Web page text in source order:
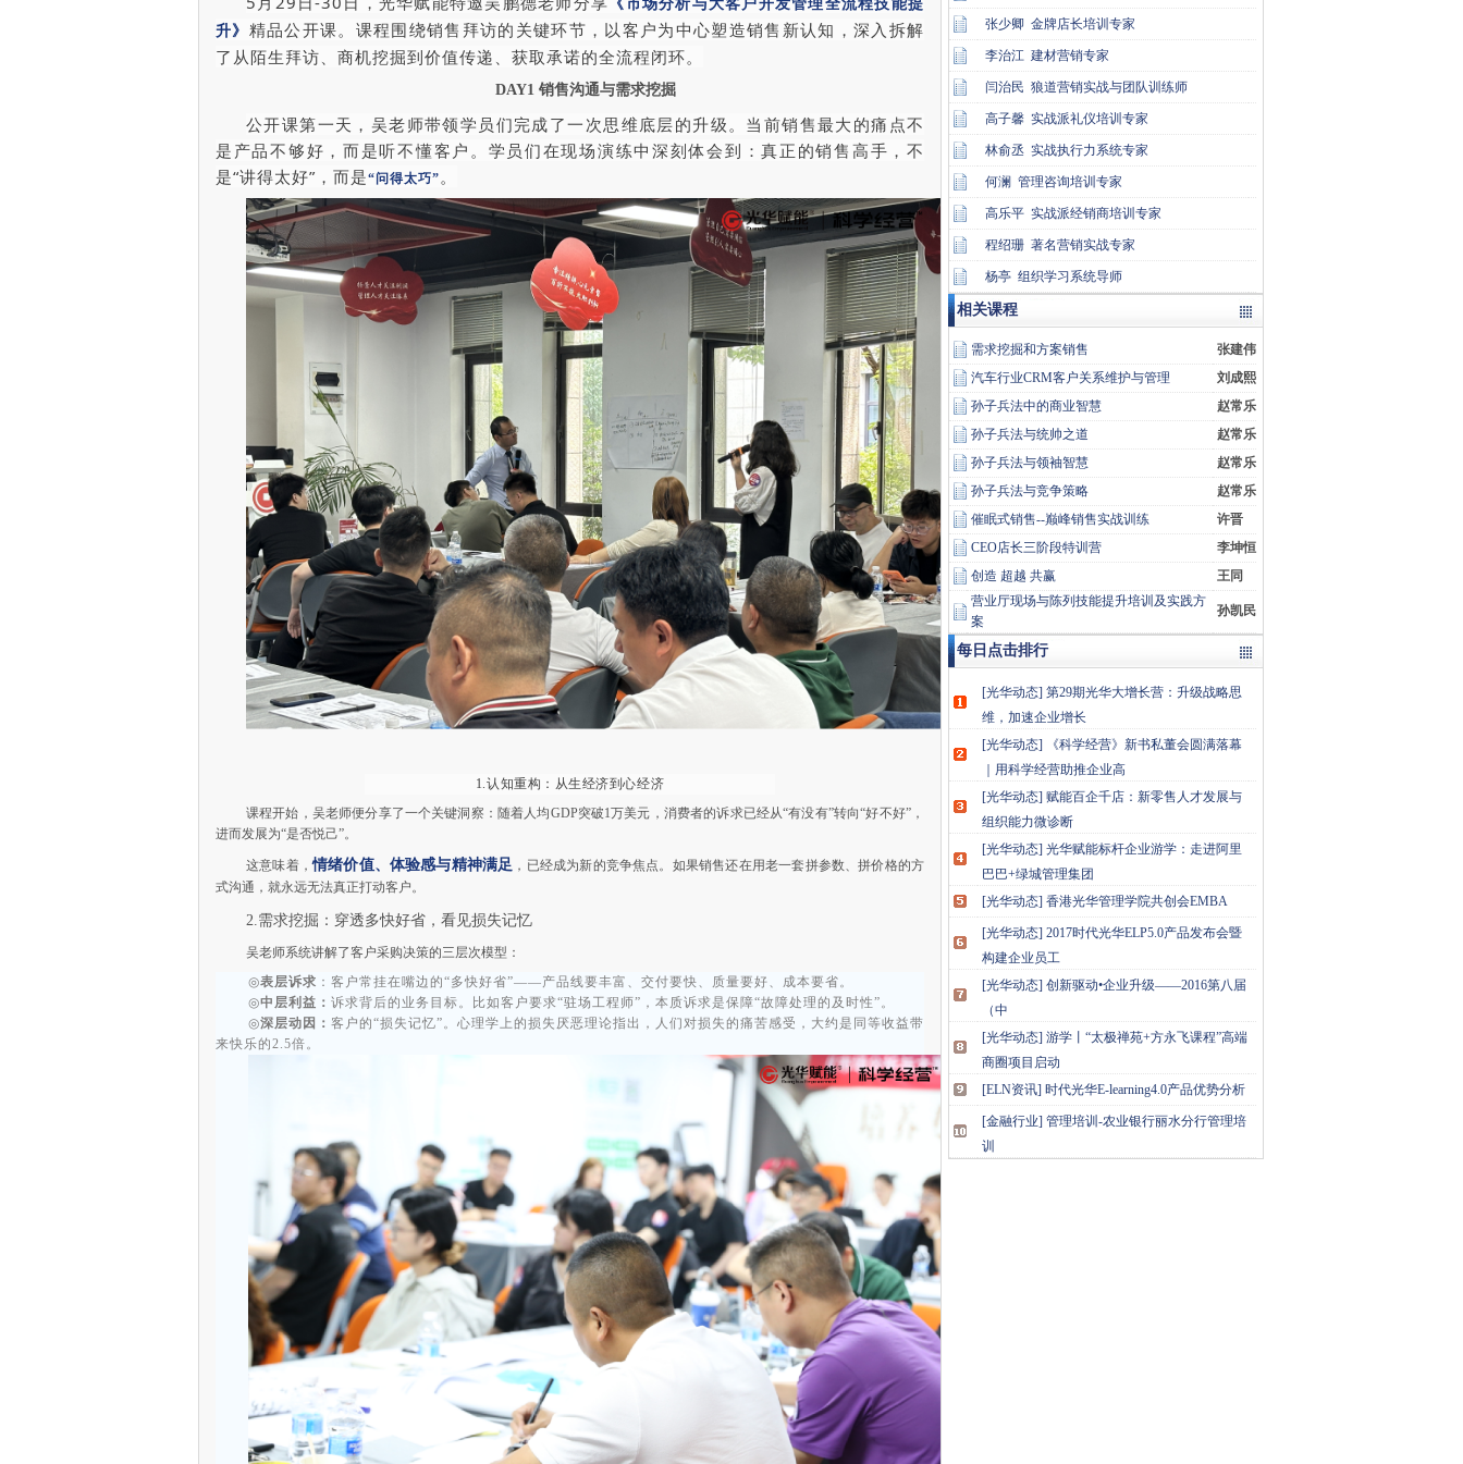
《市场分析与大客户开发管理全流程技能提
升》 精品公开课。课程围绕销售拜访的关键环节，以客户为中心塑造销售新认知，深入拆解
了从陌生拜访、商机挖掘到价值传递、获取承诺的全流程闭环。
DAY1 销售沟通与需求挖掘
公开课第一天，吴老师带领学员们完成了一次思维底层的升级。当前销售最大的痛点不
是产品不够好，而是听不懂客户。学员们在现场演练中深刻体会到：真正的销售高手，不
是“讲得太好”，而是“问得太巧”。
1.认知重构：从生经济到心经济
课程开始，吴老师便分享了一个关键洞察：随着人均GDP突破1万美元，消费者的诉求已经从“有没有”转向“好不好”，
进而发展为“是否悦己”。
这意味着，情绪价值、体验感与精神满足 ，已经成为新的竞争焦点。如果销售还在用老一套拼参数、拼价格的方
式沟通，就永远无法真正打动客户。
2.需求挖掘：穿透多快好省，看见损失记忆
吴老师系统讲解了客户采购决策的三层次模型：
◎表层诉求 ：客户常挂在嘴边的“多快好省”——产品线要丰富、交付要快、质量要好、成本要省。
◎中层利益： 诉求背后的业务目标。比如客户要求“驻场工程师”，本质诉求是保障“故障处理的及时性”。
◎深层动因： 客户的“损失记忆”。心理学上的损失厌恶理论指出，人们对损失的痛苦感受，大约是同等收益带
来快乐的2.5倍。
张少卿 金牌店长培训专家
李治江 建材营销专家
闫治民 狼道营销实战与团队训练师
高子馨 实战派礼仪培训专家
林俞丞 实战执行力系统专家
何澜 管理咨询培训专家
高乐平 实战派经销商培训专家
程绍珊 著名营销实战专家
杨亭 组织学习系统导师
相关课程
需求挖掘和方案销售
张建伟
汽车行业CRM客户关系维护与管理
刘成熙
孙子兵法中的商业智慧
赵常乐
孙子兵法与统帅之道
赵常乐
孙子兵法与领袖智慧
赵常乐
孙子兵法与竞争策略
赵常乐
催眠式销售--巅峰销售实战训练
许晋
CEO店长三阶段特训营
李坤恒
创造 超越 共赢
王同
营业厅现场与陈列技能提升培训及实践方
案
孙凯民
每日点击排行
[光华动态] 第29期光华大增长营：升级战略思
维，加速企业增长
[光华动态]
《科学经营》新书私董会圆满落幕
｜用科学经营助推企业高
[光华动态] 赋能百企千店：新零售人才发展与
组织能力微诊断
[光华动态] 光华赋能标杆企业游学：走进阿里
巴巴+绿城管理集团
[光华动态] 香港光华管理学院共创会EMBA
[光华动态] 2017时代光华ELP5.0产品发布会暨
构建企业员工
[光华动态] 创新驱动•企业升级——2016第八届
（中
[光华动态] 游学丨“太极禅苑+方永飞课程”高端
商圈项目启动
[ELN资讯] 时代光华E-learning4.0产品优势分析
[金融行业] 管理培训-农业银行丽水分行管理培
训